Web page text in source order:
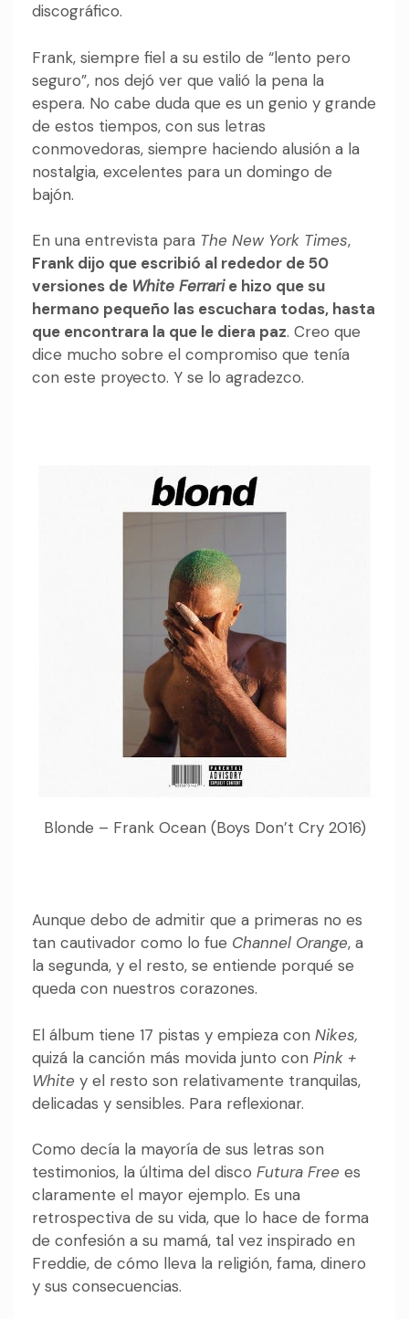
discográfico.
Frank, siempre fiel a su estilo de “lento pero
seguro”, nos dejó ver que valió la pena la
espera. No cabe duda que es un genio y grande
de estos tiempos, con sus letras
conmovedoras, siempre haciendo alusión a la
nostalgia, excelentes para un domingo de
bajón.
En una entrevista para The New York Times,
Frank dijo que escribió al rededor de 50
versiones de White Ferrarie hizo que su
hermano pequeño las escuchara todas, hasta
que encontrara la que le diera paz. Creo que
dice mucho sobre el compromiso que tenía
con este proyecto. Y se lo agradezco.
Blonde – Frank Ocean (Boys Don’t Cry 2016)
Aunque debo de admitir que a primeras no es
tan cautivador como lo fue Channel Orange, a
la segunda, y el resto, se entiende porqué se
queda con nuestros corazones.
El álbum tiene 17 pistas y empieza con Nikes,
quizá la canción más movida junto con Pink +
White y el resto son relativamente tranquilas,
delicadas y sensibles. Para reflexionar.
Como decía la mayoría de sus letras son
testimonios, la última del disco Futura Free es
claramente el mayor ejemplo. Es una
retrospectiva de su vida, que lo hace de forma
de confesión a su mamá, tal vez inspirado en
Freddie, de cómo lleva la religión, fama, dinero
y sus consecuencias.